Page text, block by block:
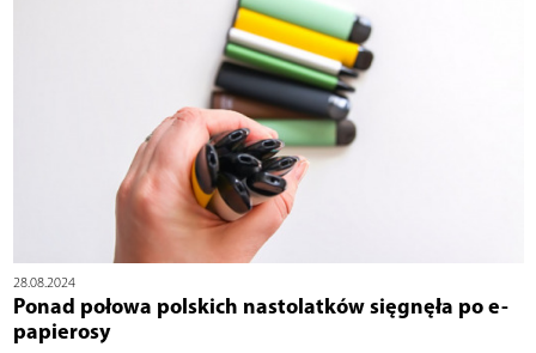
28.08.2024
Ponad połowa polskich nastolatków sięgnęła po e-
papierosy